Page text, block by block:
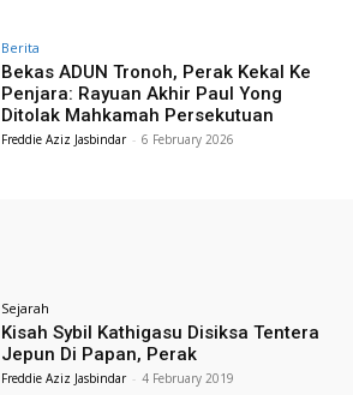
Berita
Bekas ADUN Tronoh, Perak Kekal Ke
Penjara: Rayuan Akhir Paul Yong
Ditolak Mahkamah Persekutuan
Freddie Aziz Jasbindar - 6 February 2026
Sejarah
Kisah Sybil Kathigasu Disiksa Tentera
Jepun Di Papan, Perak
Freddie Aziz Jasbindar - 4 February 2019